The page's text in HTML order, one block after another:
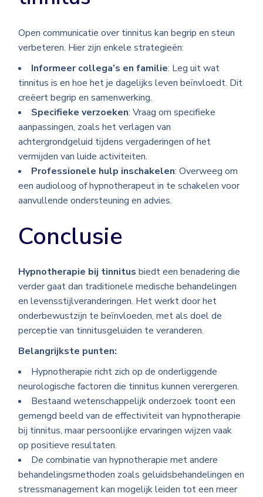
Open communicatie over tinnitus kan begrip en steun
verbeteren. Hier zijn enkele strategieën:
Informeer collega’s en familie: Leg uit wat
tinnitus is en hoe het je dagelijks leven beïnvloedt. Dit
creëert begrip en samenwerking.
Specifieke verzoeken: Vraag om specifieke
aanpassingen, zoals het verlagen van
achtergrondgeluid tijdens vergaderingen of het
vermijden van luide activiteiten.
Professionele hulp inschakelen: Overweeg om
een audioloog of hypnotherapeut in te schakelen voor
aanvullende ondersteuning en advies.
Conclusie
Hypnotherapie bij tinnitus biedt een benadering die
verder gaat dan traditionele medische behandelingen
en levensstijlveranderingen. Het werkt door het
onderbewustzijn te beïnvloeden, met als doel de
perceptie van tinnitusgeluiden te veranderen.
Belangrijkste punten:
Hypnotherapie richt zich op de onderliggende
neurologische factoren die tinnitus kunnen verergeren.
Bestaand wetenschappelijk onderzoek toont een
gemengd beeld van de effectiviteit van hypnotherapie
bij tinnitus, maar persoonlijke ervaringen wijzen vaak
op positieve resultaten.
De combinatie van hypnotherapie met andere
behandelingsmethoden zoals geluidsbehandelingen en
stressmanagement kan mogelijk leiden tot een meer